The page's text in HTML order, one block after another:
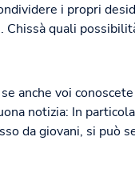
i propri
quali
anche voi
notizia: In
da giovani, si può